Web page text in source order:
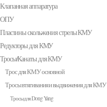
Клапанная аппаратура
ОПУ
Пластины скольжения стрелы КМУ
Редукторы для КМУ
Тросы/Канаты для КМУ
Трос для КМУ основной
Тросы втягивания и выдвижения для КМУ
Тросы для Dong Yang